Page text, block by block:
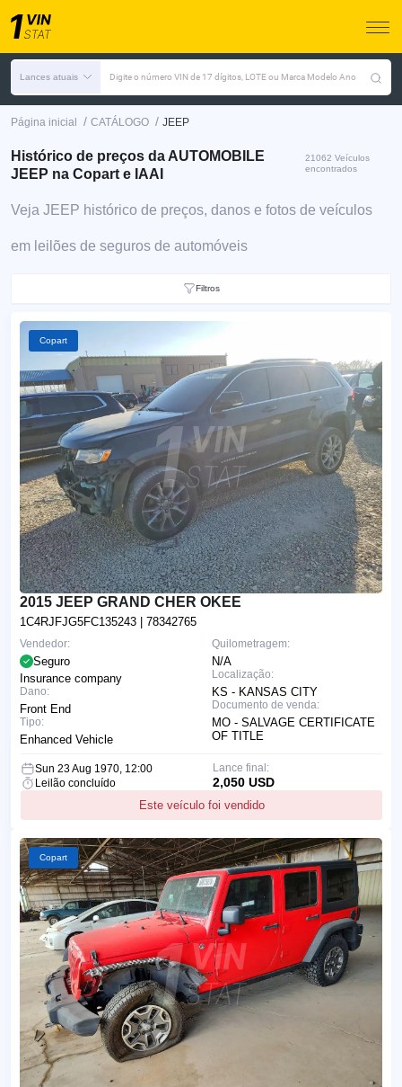
Lances atuais Digite o número VIN de 17 dígitos, LOTE ou Marca Modelo Ano
Página inicial / CATÁLOGO / JEEP
Histórico de preços da AUTOMOBILE
JEEP na Copart e IAAI
21062 Veículos
encontrados
Veja JEEP histórico de preços, danos e fotos de veículos
em leilões de seguros de automóveis
Filtros
Copart
2015 JEEP GRAND CHER OKEE
1C4RJFJG5FC135243 | 78342765
Quilometragem:
N/A
Localização:
KS - KANSAS CITY
Documento de venda:
MO - SALVAGE CERTIFICATE
OF TITLE
Vendedor:
Seguro
Insurance company
Dano:
Front End
Tipo:
Enhanced Vehicle
Sun 23 Aug 1970, 12:00
Leilão concluído
Este veículo foi vendido
Lance final:
2,050 USD
Copart